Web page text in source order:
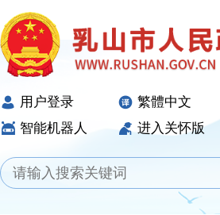
用户登录 繁體中文
智能机器人
进入关怀版